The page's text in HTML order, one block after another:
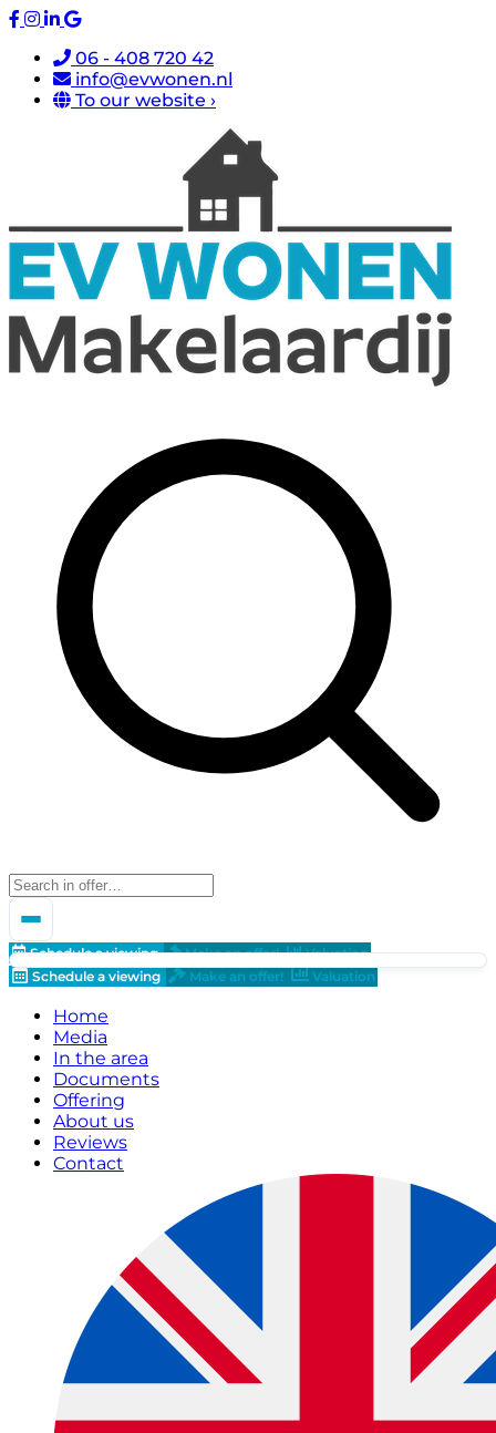
06 - 408 720 42
info@evwonen.nl
To our website ›
Schedule a viewing Make an offer!
Valuation
Schedule a viewing
Make an offer! Valuation
Home
Media
In the area
Documents
Offering
About us
Reviews
Contact